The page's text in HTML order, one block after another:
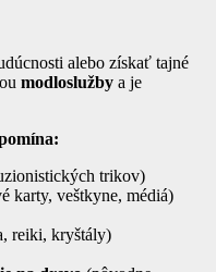
alebo získať tajné
modloslužby a je
trikov)
karty, veštkyne, médiá)
reiki, kryštály)